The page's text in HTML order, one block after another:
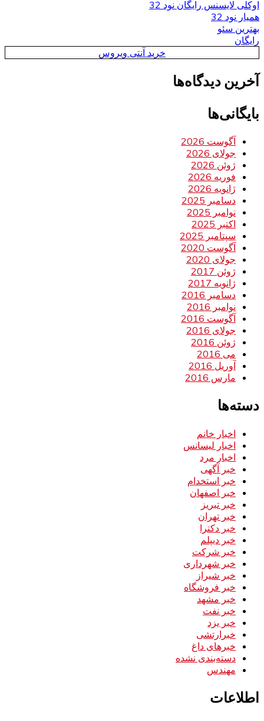
اوکلی لایسنس رایگان نود 32
همیار نود 32
بهترین سئو
رایگان
خرید آنتی ویروس
آخرین دیدگاه‌ها
بایگانی‌ها
آگوست 2026
جولای 2026
ژوئن 2026
فوریه 2026
ژانویه 2026
دسامبر 2025
نوامبر 2025
اکتبر 2025
سپتامبر 2025
آگوست 2020
جولای 2020
ژوئن 2017
ژانویه 2017
دسامبر 2016
نوامبر 2016
آگوست 2016
جولای 2016
ژوئن 2016
می 2016
آوریل 2016
مارس 2016
دسته‌ها
اخبار خانم
اخبار لیسانس
اخبار مرد
خبر آگهی
خبر استخدام
خبر اصفهان
خبر تبریز
خبر تهران
خبر دکترا
خبر دیپلم
خبر شرکت
خبر شهرداری
خبر شیراز
خبر فروشگاه
خبر مشهد
خبر نفت
خبر یزد
خبرارتشی
خبرهای داغ
دسته‌بندی نشده
مهندس
اطلاعات